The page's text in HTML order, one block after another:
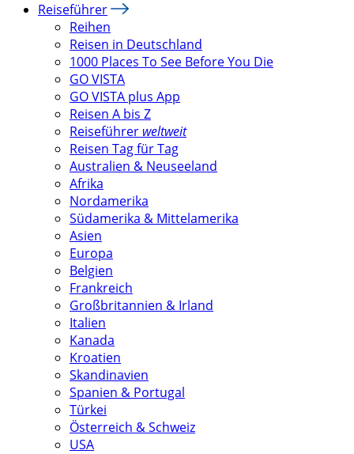
Reiseführer
Reihen
Reisen in Deutschland
1000 Places To See Before You Die
GO VISTA
GO VISTA plus App
Reisen A bis Z
Reiseführer weltweit
Reisen Tag für Tag
Australien & Neuseeland
Afrika
Nordamerika
Südamerika & Mittelamerika
Asien
Europa
Belgien
Frankreich
Großbritannien & Irland
Italien
Kanada
Kroatien
Skandinavien
Spanien & Portugal
Türkei
Österreich & Schweiz
USA